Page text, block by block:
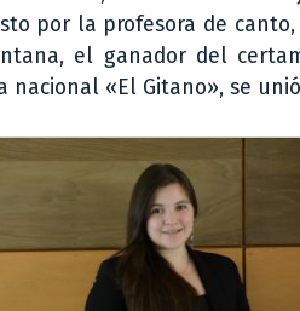
por la profesora de
el ganador del
«El Gitano», se